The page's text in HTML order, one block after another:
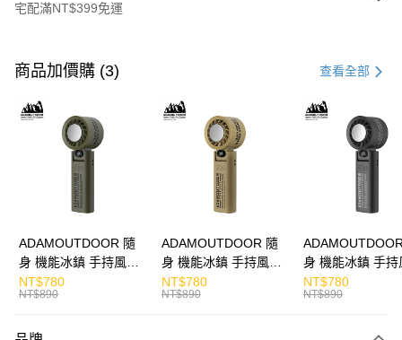
宅配滿NT$399免運
信用卡一次付款
LINE Pay
Apple Pay
運送方式
每筆NT$130，滿NT$399(含以上)免運費
商品加價購 (3) 查看全部
ADAMOUTDOOR 隨
身 機能冰鎮 手持風扇
掛繩
NT$780
NT$890
ADAMOUTDOOR 隨
身 機能冰鎮 手持風扇
掛繩
NT$780
NT$890
身 機能冰鎮 手持
掛繩
NT$780
NT$890